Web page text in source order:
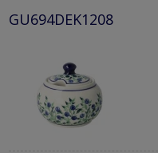
GU694DEK1208